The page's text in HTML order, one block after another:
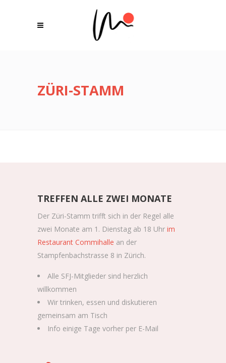
ZÜRI-STAMM
TREFFEN ALLE ZWEI MONATE
Der Züri-Stamm trifft sich in der Regel alle
zwei Monate am 1. Dienstag ab 18 Uhr im
Restaurant Commihalle an der
Stampfenbachstrasse 8 in Zürich.
Alle SFJ-Mitglieder sind herzlich
willkommen
Wir trinken, essen und diskutieren
gemeinsam am Tisch
Info einige Tage vorher per E-Mail